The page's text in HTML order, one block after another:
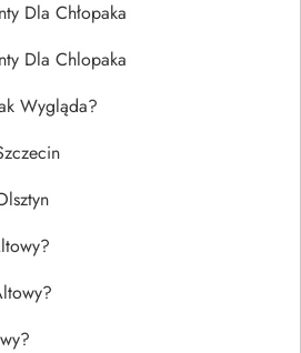
Dla Chłopaka
Dla Chlopaka
Wygląda?